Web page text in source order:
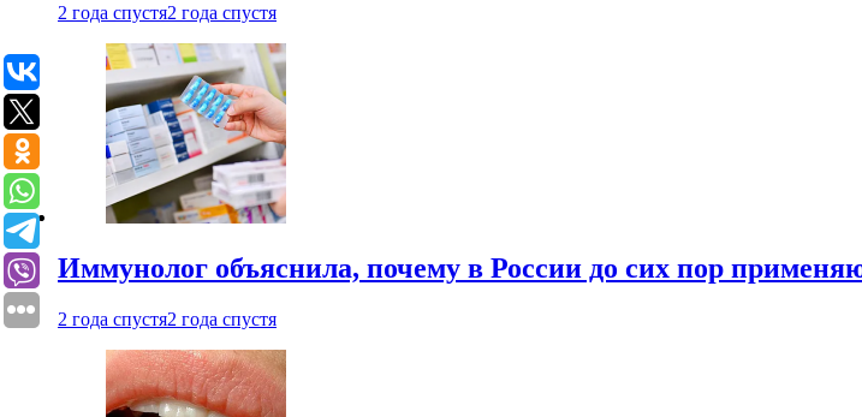
2 года спустя2 года спустя
Иммунолог объяснила, почему в России до сих пор
2 года спустя2 года спустя